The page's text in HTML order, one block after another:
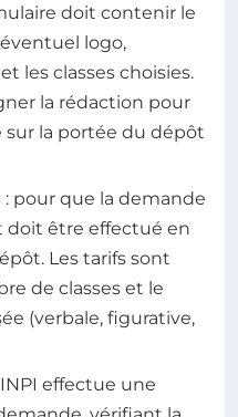
doit contenir le
logo,
les classes choisies.
la rédaction pour
la portée du dépôt
: pour que la demande
doit être effectué en
Les tarifs sont
de classes et le
(verbale, figurative,
effectue une